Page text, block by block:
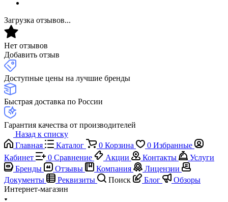
Загрузка отзывов...
Нет отзывов
Добавить отзыв
Доступные цены на лучшие бренды
Быстрая доставка по России
Гарантия качества от производителей
Назад к списку
Главная
Каталог 0 Корзина 0 Избранные
Кабинет
0 Сравнение Акции Контакты
Услуги
Бренды
Отзывы Компания
Лицензии
Документы
Реквизиты Поиск Блог
Обзоры
Интернет-магазин